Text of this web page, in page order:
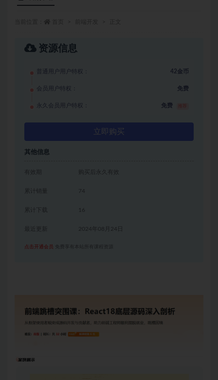
资源信息
普通用户用户特权： 42金币
会员用户特权： 免费
永久会员用户特权： 免费
立即购买
其他信息
有效期 购买后永久有效
累计销量 74
累计下载 16
2024年08月24日
点击开通会员 免费享有本站所有课程资源